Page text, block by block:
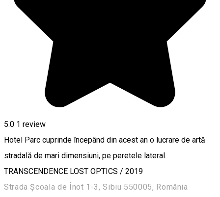
5.0 1 review
Hotel Parc cuprinde începând din acest an o lucrare de artă
stradală de mari dimensiuni, pe peretele lateral.
TRANSCENDENCE LOST OPTICS / 2019
Strada Școala de Înot 1-3, Sibiu 550005, România